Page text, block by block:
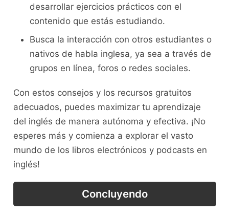
desarrollar ejercicios ‍prácticos con el
contenido que‌ estás estudiando.
Busca⁢ la interacción con otros estudiantes o
nativos ​de habla inglesa, ya‌ sea a‌ través de
grupos en línea, foros o redes sociales.
Con estos consejos ⁢y ‍los recursos gratuitos
‍adecuados, puedes maximizar⁢ tu aprendizaje
del inglés de ‍manera autónoma y efectiva. ¡No ​
esperes​ más y comienza a explorar el‌ vasto
mundo⁣ de los libros ‍electrónicos y podcasts en
inglés!
Concluyendo